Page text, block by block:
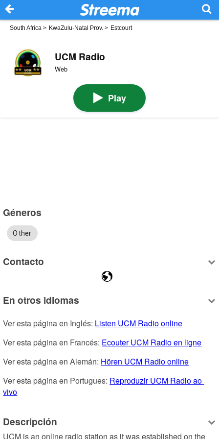
South Africa > KwaZulu-Natal Prov. > Estcourt
UCM Radio
Web
Play
Géneros
Other
Contacto
En otros idiomas
Ver esta página en Inglés: Listen UCM Radio online
Ver esta página en Francés: Ecouter UCM Radio en ligne
Ver esta página en Alemán: Hören UCM Radio online
Ver esta página en Portugues: Reproduzir UCM Radio ao
vivo
Descripción
UCM is an online radio station as it was established on the